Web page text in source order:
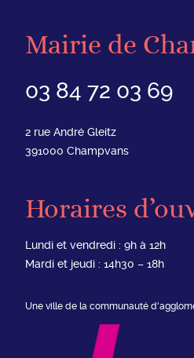
Mairie de
03 84 72 03 69
2 rue André Gleitz
391000 Champvans
Horaires
Lundi et vendredi : 9h à 12h
Mardi et jeudi : 14h30 – 18h
Une ville de la communauté